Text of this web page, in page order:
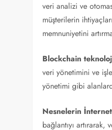
veri analizi ve
müşterilerin
memnuniyetini
Blockchain
veri yönetimini ve
yönetimi gibi
Nesnelerin
bağlantıyı